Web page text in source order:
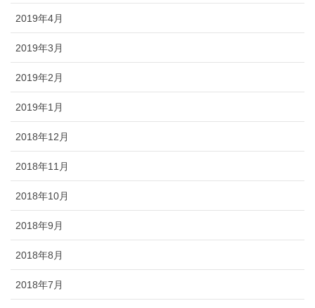
2019年4月
2019年3月
2019年2月
2019年1月
2018年12月
2018年11月
2018年10月
2018年9月
2018年8月
2018年7月